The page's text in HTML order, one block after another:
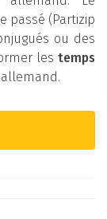
passé (Partizip
ou des
les temps